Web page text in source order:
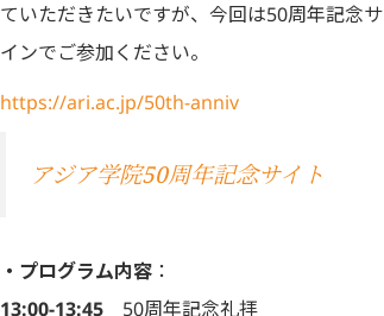
ていただきたいですが、今回は50周年記念
インでご参加ください。
https://ari.ac.jp/50th-anniv
アジア学院50周年記念サイト
・プログラム内容 ：
13:00-13:45 50周年記念礼拝